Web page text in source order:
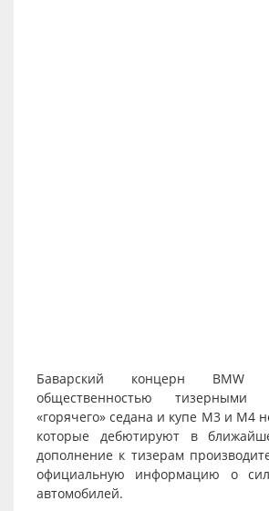
Баварский концерн BMW
общественностью тизерными
«горячего» седана и купе M3 и M4
которые дебютируют в
дополнение к тизерам
официальную информацию о
автомобилей.